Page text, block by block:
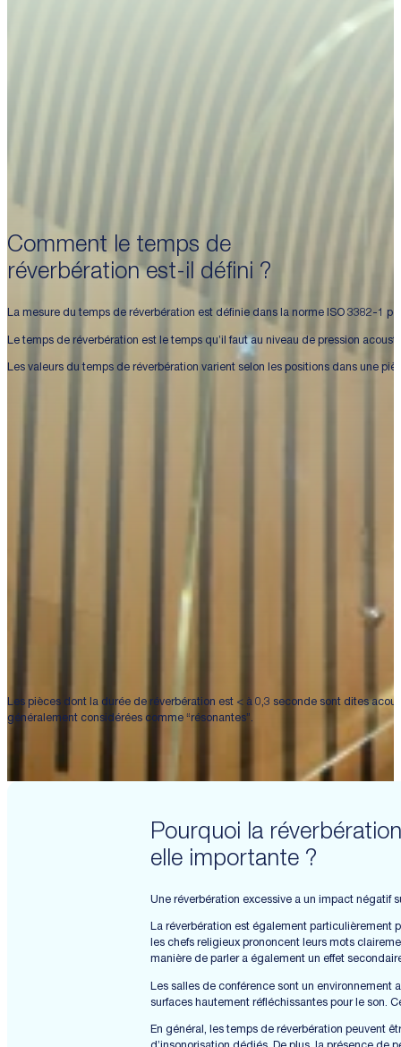
Comment le temps de
réverbération est-il défini ?
La mesure du temps de réverbération est définie dans la norme ISO 3382-1
Le temps de réverbération est le temps qu’il faut au niveau de pression
Les valeurs du temps de réverbération varient selon les positions dans une
Les pièces dont la durée de réverbération est < à 0,3 seconde sont dites
généralement considérées comme “résonantes”.
Pourquoi la
elle importante ?
Une réverbération excessive a un impact négatif
La réverbération est également particulièrement
les chefs religieux prononcent leurs mots
manière de parler a également un effet
Les salles de conférence sont un
surfaces hautement réfléchissantes pour le son.
En général, les temps de réverbération peuvent